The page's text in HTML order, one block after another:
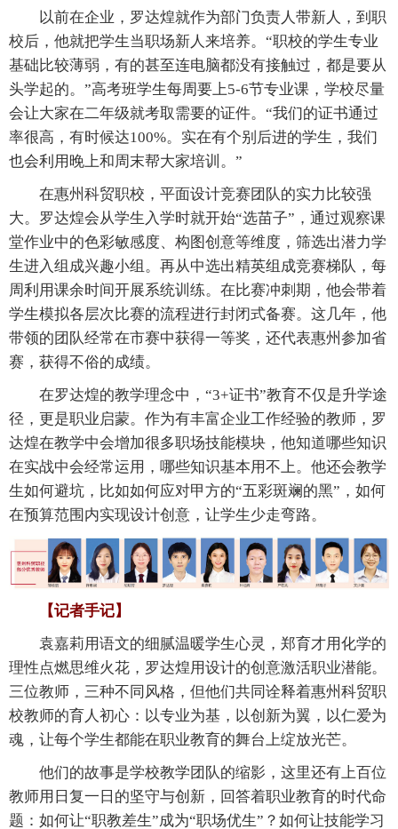
以前在企业，罗达煌就作为部门负责人带新人，到职
校后，他就把学生当职场新人来培养。“职校的学生专业
基础比较薄弱，有的甚至连电脑都没有接触过，都是要从
头学起的。”高考班学生每周要上5-6节专业课，学校尽量
会让大家在二年级就考取需要的证件。“我们的证书通过
率很高，有时候达100%。实在有个别后进的学生，我们
也会利用晚上和周末帮大家培训。”
在惠州科贸职校，平面设计竞赛团队的实力比较强
大。罗达煌会从学生入学时就开始“选苗子”，通过观察课
堂作业中的色彩敏感度、构图创意等维度，筛选出潜力学
生进入组成兴趣小组。再从中选出精英组成竞赛梯队，每
周利用课余时间开展系统训练。在比赛冲刺期，他会带着
学生模拟各层次比赛的流程进行封闭式备赛。这几年，他
带领的团队经常在市赛中获得一等奖，还代表惠州参加省
赛，获得不俗的成绩。
在罗达煌的教学理念中，“3+证书”教育不仅是升学途
径，更是职业启蒙。作为有丰富企业工作经验的教师，罗
达煌在教学中会增加很多职场技能模块，他知道哪些知识
在实战中会经常运用，哪些知识基本用不上。他还会教学
生如何避坑，比如如何应对甲方的“五彩斑斓的黑”，如何
在预算范围内实现设计创意，让学生少走弯路。
【记者手记】
袁嘉莉用语文的细腻温暖学生心灵，郑育才用化学的
理性点燃思维火花，罗达煌用设计的创意激活职业潜能。
三位教师，三种不同风格，但他们共同诠释着惠州科贸职
校教师的育人初心：以专业为基，以创新为翼，以仁爱为
魂，让每个学生都能在职业教育的舞台上绽放光芒。
他们的故事是学校教学团队的缩影，这里还有上百位
教师用日复一日的坚守与创新，回答着职业教育的时代命
题：如何让“职教差生”成为“职场优生”？如何让技能学习